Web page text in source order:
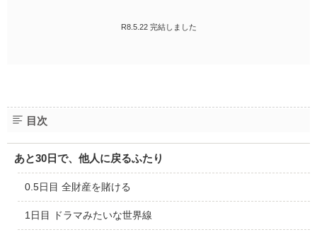
R8.5.22 完結しました
目次
あと30日で、他人に戻るふたり
0.5日目 全財産を賭ける
1日目 ドラマみたいな世界線